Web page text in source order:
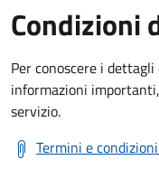
Condizioni
Per conoscere i
informazioni
servizio.
Termini e